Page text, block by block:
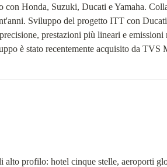
Honda, Suzuki, Ducati e Yamaha.
Sviluppo del progetto ITT con
prestazioni più lineari e
è stato recentemente acquisito da TVS
profilo: hotel cinque stelle, aeroporti